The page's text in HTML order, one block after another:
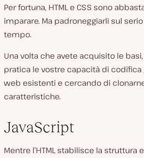
Per fortuna, HTML e CSS sono
imparare. Ma padroneggiarli sul
tempo.
Una volta che avete acquisito le
pratica le vostre capacità di codifica
web esistenti e cercando di
caratteristiche.
JavaScript
Mentre l’HTML stabilisce la struttura